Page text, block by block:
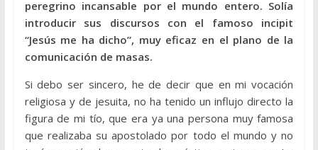
peregrino incansable por el mundo entero. Solía
introducir sus discursos con el famoso incipit
“Jesús me ha dicho”, muy eficaz en el plano de la
comunicación de masas.
Si debo ser sincero, he de decir que en mi vocación
religiosa y de jesuita, no ha tenido un influjo directo la
figura de mi tío, que era ya una persona muy famosa
que realizaba su apostolado por todo el mundo y no